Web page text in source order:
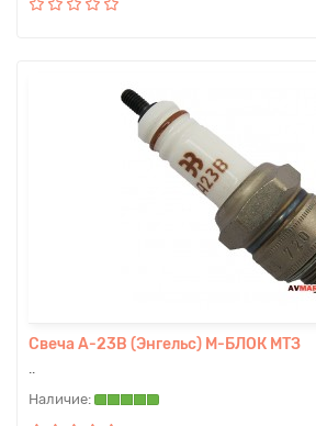
Свеча А-23В (Энгельс) М-БЛОК МТЗ
..